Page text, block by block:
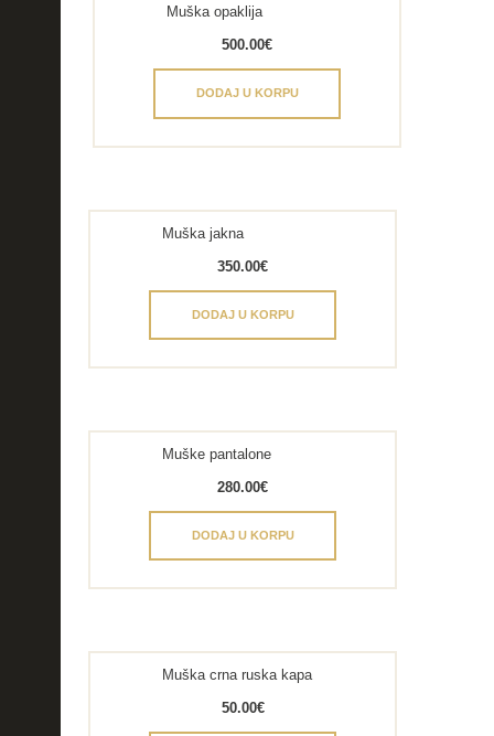
Muška opaklija
500.00€
DODAJ U KORPU
Muška jakna
350.00€
DODAJ U KORPU
Muške pantalone
280.00€
DODAJ U KORPU
Muška crna ruska kapa
50.00€